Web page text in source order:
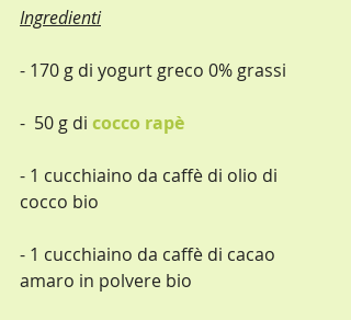
Ingredienti
- 170 g di yogurt greco 0% grassi
-  50 g di cocco rapè
- 1 cucchiaino da caffè di olio di
cocco bio
- 1 cucchiaino da caffè di cacao
amaro in polvere bio